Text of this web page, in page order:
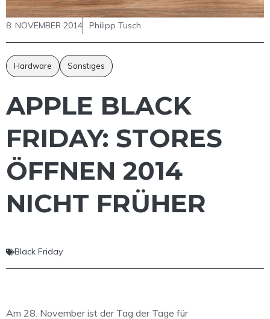
8. NOVEMBER 2014 Philipp Tusch
Hardware Sonstiges
APPLE BLACK
FRIDAY: STORES
ÖFFNEN 2014
NICHT FRÜHER
Black Friday
Am 28. November ist der Tag der Tage für